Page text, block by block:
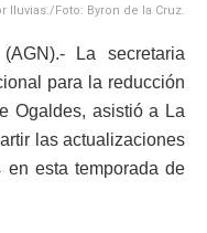
Foto: Byron de la Cruz.
La secretaria
para la reducción
Ogaldes, asistió a La
las actualizaciones
en esta temporada de